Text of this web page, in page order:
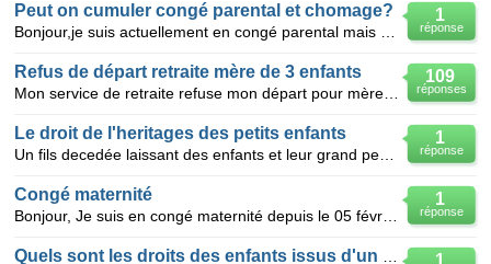
1
réponse
Peut on cumuler congé parental et chomage?
109
réponses
Refus de départ retraite mère de 3 enfants
1
réponse
Le droit de l'heritages des petits enfants
1
réponse
Congé maternité
1